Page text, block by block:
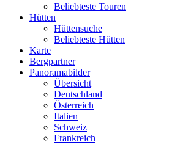
Beliebteste Touren
Hütten
Hüttensuche
Beliebteste Hütten
Karte
Bergpartner
Panoramabilder
Übersicht
Deutschland
Österreich
Italien
Schweiz
Frankreich